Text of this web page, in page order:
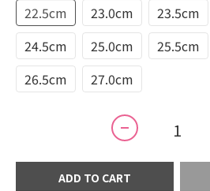
22.5cm 23.0cm 23.5cm
24.5cm
25.0cm 25.5cm
26.5cm
27.0cm
ADD TO CART